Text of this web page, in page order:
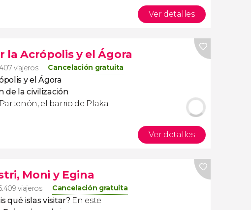
Ver detalles
la Acrópolis y el Ágora
viajeros Cancelación gratuita
y el Ágora
de la civilización
el barrio de Plaka
Ver detalles
Moni y Egina
viajeros Cancelación gratuita
qué islas visitar? En este